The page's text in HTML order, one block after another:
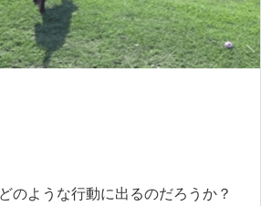
のような行動に出るのだろうか？